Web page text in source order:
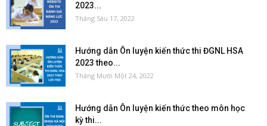
2023...
Tháng Sáu 17, 2022
Hướng dẫn Ôn luyện kiến thức thi ĐGNL HSA
2023 theo...
Tháng Mười Một 24, 2022
Hướng dẫn Ôn luyện kiến thức theo môn học
kỳ thi...